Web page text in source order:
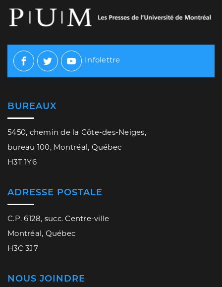
Facebook
TwitterYoutube
Infolettre
BUREAUX
5450, chemin de la Côte-des-Neiges,
bureau 100, Montréal, Québec
H3T 1Y6
ADRESSE POSTALE
C.P. 6128, succ. Centre-ville
Montréal, Québec
H3C 3J7
NOUS JOINDRE